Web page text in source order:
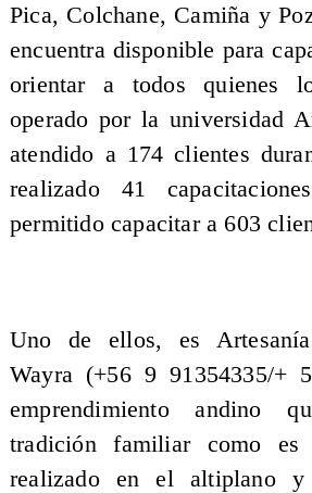
Pica, Colchane, Camiña y
encuentra disponible para
orientar a todos quienes
operado por la universidad
atendido a 174 clientes
realizado 41
permitido capacitar a 603
Uno de ellos, es
Wayra (+56 9 91354335/+
emprendimiento andino
tradición familiar como
realizado en el altiplano